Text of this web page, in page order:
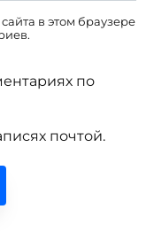
в этом браузере
по
почтой.